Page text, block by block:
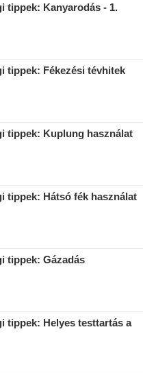
tippek: Kanyarodás - 1.
tippek: Fékezési tévhitek
tippek: Kuplung használat
tippek: Hátsó fék használat
tippek: Gázadás
tippek: Helyes testtartás a